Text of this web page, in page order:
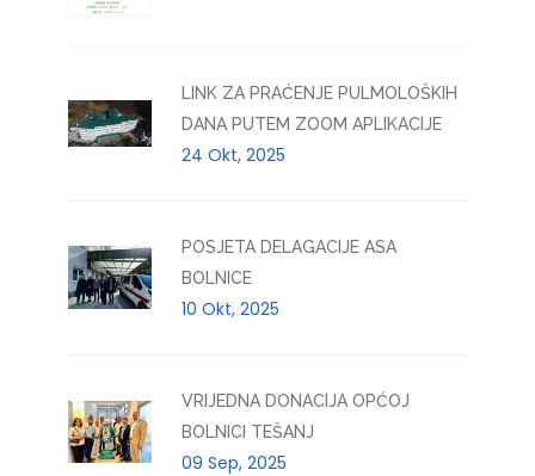
LINK ZA PRAĆENJE PULMOLOŠKIH
DANA PUTEM ZOOM APLIKACIJE
24 Okt, 2025
POSJETA DELAGACIJE ASA
BOLNICE
10 Okt, 2025
VRIJEDNA DONACIJA OPĆOJ
BOLNICI TEŠANJ
09 Sep, 2025